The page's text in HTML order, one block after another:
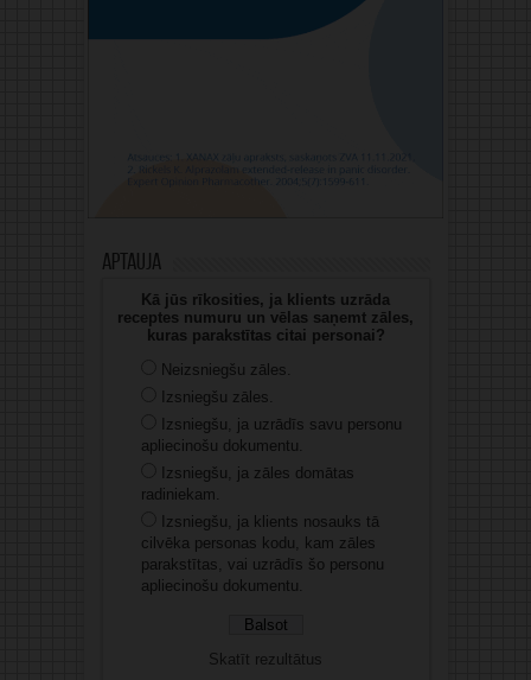
Aptauja
Kā jūs rīkosities, ja klients uzrāda
receptes numuru un vēlas saņemt zāles,
kuras parakstītas citai personai?
Neizsniegšu zāles.
Izsniegšu zāles.
Izsniegšu, ja uzrādīs savu personu
apliecinošu dokumentu.
Izsniegšu, ja zāles domātas
radiniekam.
Izsniegšu, ja klients nosauks tā
cilvēka personas kodu, kam zāles
parakstītas, vai uzrādīs šo personu
apliecinošu dokumentu.
Skatīt rezultātus